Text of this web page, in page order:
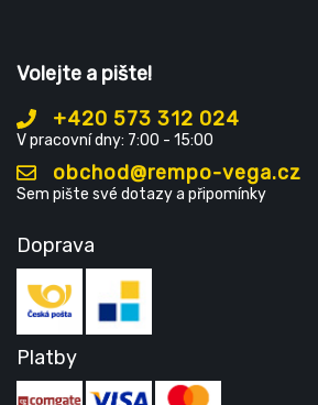
Volejte a pište!
+420 573 312 024
V pracovní dny: 7:00 - 15:00
obchod@rempo-vega.cz
Sem pište své dotazy a připomínky
Doprava
Platby